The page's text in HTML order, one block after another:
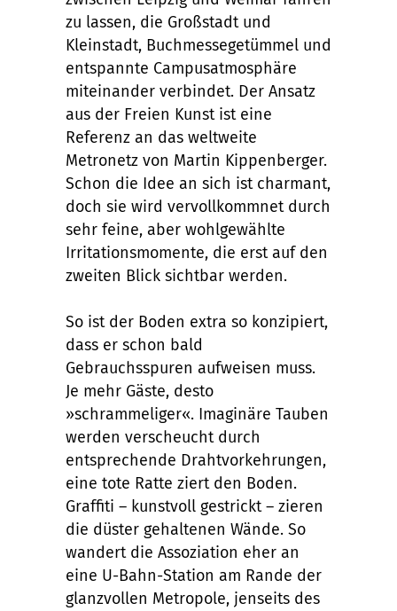
zu lassen, die Großstadt und
Kleinstadt, Buchmessegetümmel und
entspannte Campusatmosphäre
miteinander verbindet. Der Ansatz
aus der Freien Kunst ist eine
Referenz an das weltweite
Metronetz von Martin Kippenberger.
Schon die Idee an sich ist charmant,
doch sie wird vervollkommnet durch
sehr feine, aber wohlgewählte
Irritationsmomente, die erst auf den
zweiten Blick sichtbar werden.
So ist der Boden extra so konzipiert,
dass er schon bald
Gebrauchsspuren aufweisen muss.
Je mehr Gäste, desto
»schrammeliger«. Imaginäre Tauben
werden verscheucht durch
entsprechende Drahtvorkehrungen,
eine tote Ratte ziert den Boden.
Graffiti – kunstvoll gestrickt – zieren
die düster gehaltenen Wände. So
wandert die Assoziation eher an
eine U-Bahn-Station am Rande der
glanzvollen Metropole, jenseits des